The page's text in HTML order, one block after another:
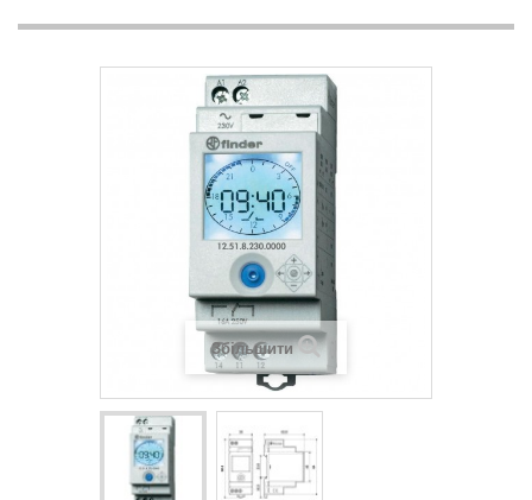
Збільшити